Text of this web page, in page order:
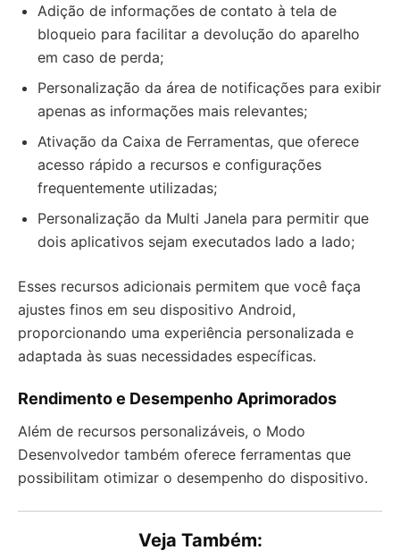
Adição de informações de contato à tela de
bloqueio para facilitar a devolução do aparelho
em caso de perda;
Personalização da área de notificações para exibir
apenas as informações mais relevantes;
Ativação da Caixa de Ferramentas, que oferece
acesso rápido a recursos e configurações
frequentemente utilizadas;
Personalização da Multi Janela para permitir que
dois aplicativos sejam executados lado a lado;
Esses recursos adicionais permitem que você faça
ajustes finos em seu dispositivo Android,
proporcionando uma experiência personalizada e
adaptada às suas necessidades específicas.
Rendimento e Desempenho Aprimorados
Além de recursos personalizáveis, o Modo
Desenvolvedor também oferece ferramentas que
possibilitam otimizar o desempenho do dispositivo.
Veja Também: